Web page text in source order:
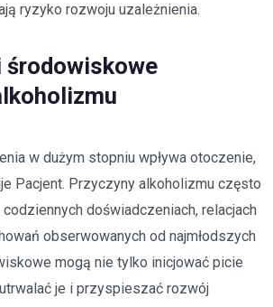
ryzyko rozwoju uzależnienia.
środowiskowe
w dużym stopniu wpływa otoczenie,
Pacjent. Przyczyny alkoholizmu często
doświadczeniach, relacjach
obserwowanych od najmłodszych
mogą nie tylko inicjować picie
je i przyspieszać rozwój